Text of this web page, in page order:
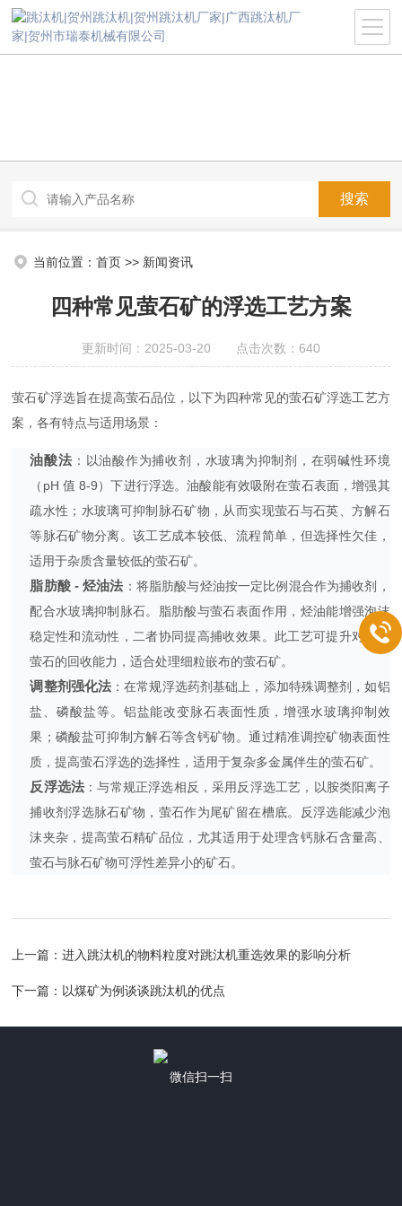
当前位置：首页 >> 新闻资讯
四种常见萤石矿的浮选工艺方案
更新时间：2025-03-20 点击次数：640
萤石矿浮选旨在提高萤石品位，以下为四种常见的萤石矿浮选工艺方
案，各有特点与适用场景：
油酸法 ：以油酸作为捕收剂，水玻璃为抑制剂，在弱碱性环境
（pH 值 8-9）下进行浮选。油酸能有效吸附在萤石表面，增强其
疏水性；水玻璃可抑制脉石矿物，从而实现萤石与石英、方解石
等脉石矿物分离。该工艺成本较低、流程简单，但选择性欠佳，
适用于杂质含量较低的萤石矿。
脂肪酸 - 烃油法 ：将脂肪酸与烃油按一定比例混合作为捕收剂，
配合水玻璃抑制脉石。脂肪酸与萤石表面作用，烃油能增强泡沫
稳定性和流动性，二者协同提高捕收效果。此工艺可提升对细粒
萤石的回收能力，适合处理细粒嵌布的萤石矿。
调整剂强化法 ：在常规浮选药剂基础上，添加特殊调整剂，如铝
盐、磷酸盐等。铝盐能改变脉石表面性质，增强水玻璃抑制效
果；磷酸盐可抑制方解石等含钙矿物。通过精准调控矿物表面性
质，提高萤石浮选的选择性，适用于复杂多金属伴生的萤石矿。
反浮选法 ：与常规正浮选相反，采用反浮选工艺，以胺类阳离子
捕收剂浮选脉石矿物，萤石作为尾矿留在槽底。反浮选能减少泡
沫夹杂，提高萤石精矿品位，尤其适用于处理含钙脉石含量高、
萤石与脉石矿物可浮性差异小的矿石。
上一篇：进入跳汰机的物料粒度对跳汰机重选效果的影响分析
下一篇： 以煤矿为例谈谈跳汰机的优点
微信扫一扫